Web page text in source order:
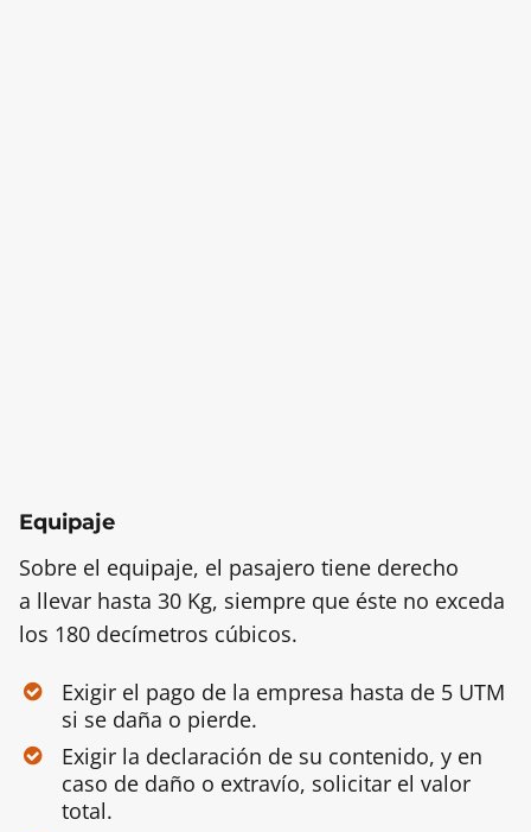
Equipaje
Sobre el equipaje, el pasajero tiene derecho
a llevar hasta 30 Kg, siempre que éste no exceda
los 180 decímetros cúbicos.
Exigir el pago de la empresa hasta de 5 UTM
si se daña o pierde.
Exigir la declaración de su contenido, y en
caso de daño o extravío, solicitar el valor
total.